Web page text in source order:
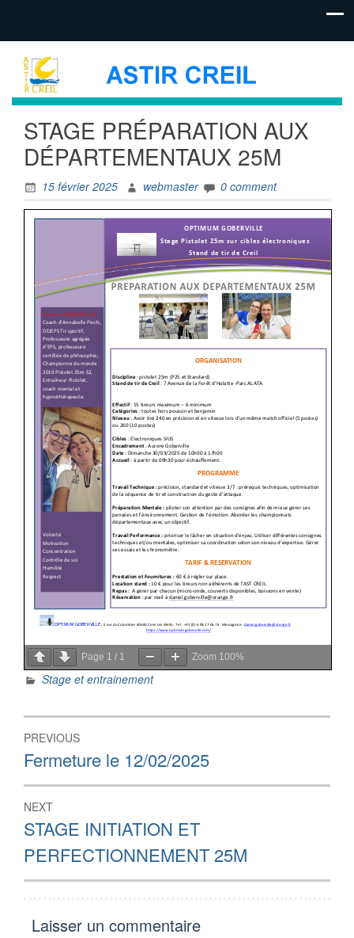
STAGE PRÉPARATION AUX
DÉPARTEMENTAUX 25M
15 février 2025 webmaster 0 comment
Page 1 / 1 Zoom 100%
Stage et entrainement
Navigation
de
l’article
PREVIOUS
Previous
post:
Fermeture le 12/02/2025
NEXT
Next
post:
STAGE INITIATION ET
PERFECTIONNEMENT 25M
Laisser un commentaire